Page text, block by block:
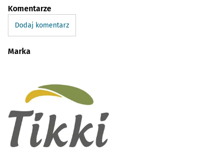
Komentarze
Dodaj komentarz
Marka